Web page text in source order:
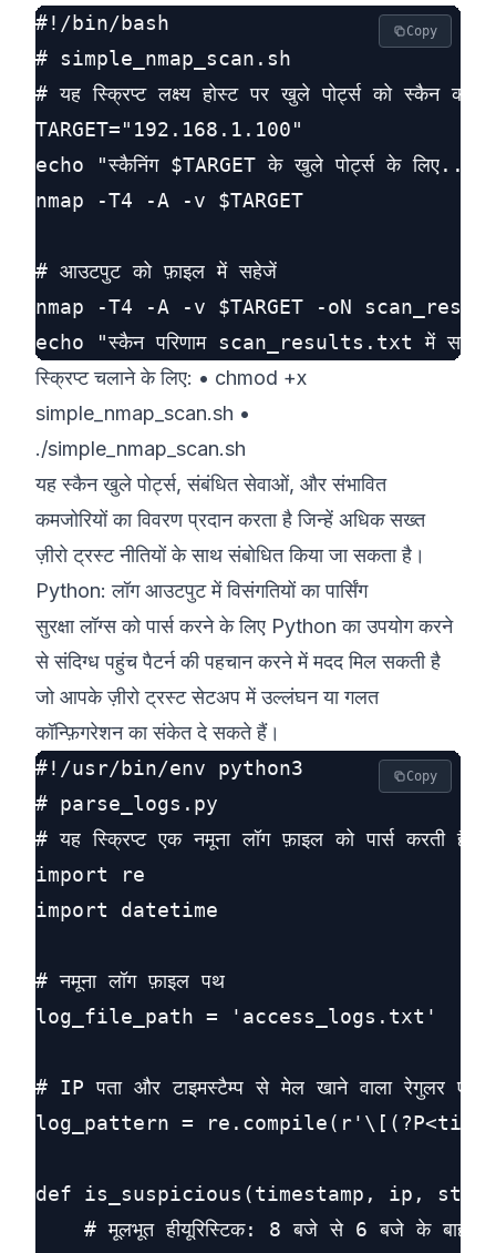
#!/bin/bash
# simple_nmap_scan.sh
# यह स्क्रिप्ट लक्ष्य होस्ट पर खुले पोर्ट्स को स्कैन
TARGET="192.168.1.100"
echo "स्कैनिंग $TARGET के खुले पोर्ट्स के लिए..."
nmap -T4 -A -v $TARGET
# आउटपुट को फ़ाइल में सहेजें
nmap -T4 -A -v $TARGET -oN
Copy
स्क्रिप्ट चलाने के लिए: • chmod +x
simple_nmap_scan.sh •
./simple_nmap_scan.sh
यह स्कैन खुले पोर्ट्स, संबंधित सेवाओं, और संभावित
कमजोरियों का विवरण प्रदान करता है जिन्हें अधिक सख्त
ज़ीरो ट्रस्ट नीतियों के साथ संबोधित किया जा सकता है।
Python: लॉग आउटपुट में विसंगतियों का पार्सिंग
सुरक्षा लॉग्स को पार्स करने के लिए Python का उपयोग करने
से संदिग्ध पहुंच पैटर्न की पहचान करने में मदद मिल सकती है
जो आपके ज़ीरो ट्रस्ट सेटअप में उल्लंघन या गलत
कॉन्फ़िगरेशन का संकेत दे सकते हैं।
#!/usr/bin/env python3
# parse_logs.py
# यह स्क्रिप्ट एक नमूना लॉग फ़ाइल को पार्स करती है
import re
import datetime
# नमूना लॉग फ़ाइल पथ
log_file_path = 'access_logs.txt'
# IP पता और टाइमस्टैम्प से मेल खाने वाला रेगुलर
log_pattern =
def is_suspicious(timestamp, ip,
# मूलभूत हीयूरिस्टिक: 8 बजे से 6 बजे के बाहर
Copy